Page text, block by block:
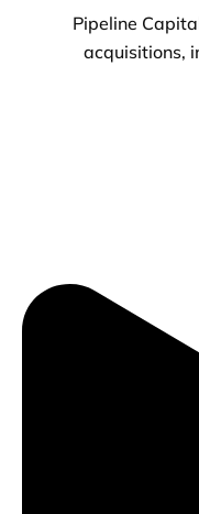
Pipeline
acquisitions,